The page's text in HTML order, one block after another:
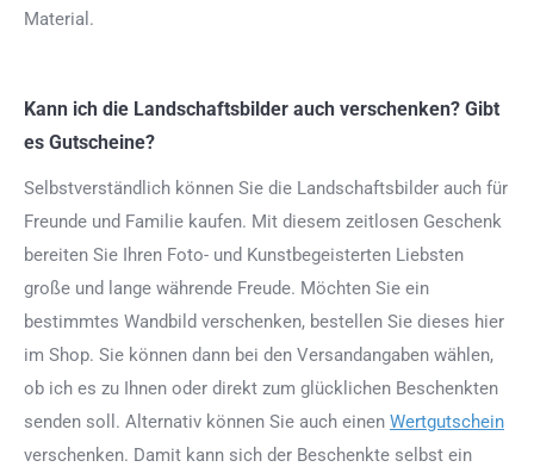
Material.
Kann ich die Landschaftsbilder auch verschenken? Gibt
es Gutscheine?
Selbstverständlich können Sie die Landschaftsbilder auch für
Freunde und Familie kaufen. Mit diesem zeitlosen Geschenk
bereiten Sie Ihren Foto- und Kunstbegeisterten Liebsten
große und lange währende Freude. Möchten Sie ein
bestimmtes Wandbild verschenken, bestellen Sie dieses hier
im Shop. Sie können dann bei den Versandangaben wählen,
ob ich es zu Ihnen oder direkt zum glücklichen Beschenkten
senden soll. Alternativ können Sie auch einen Wertgutschein
verschenken. Damit kann sich der Beschenkte selbst ein